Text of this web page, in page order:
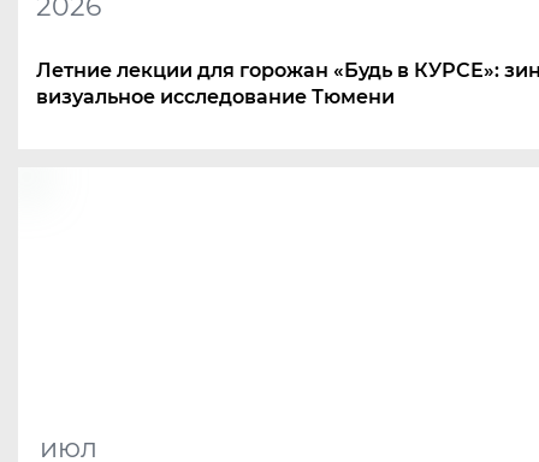
Летние лекции для горожан «Будь в КУРСЕ»:
визуальное исследование Тюмени
июл